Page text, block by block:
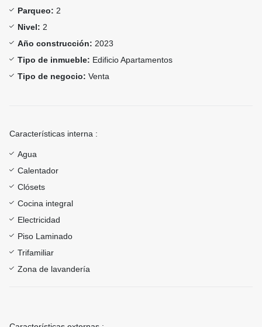
Parqueo: 2
Nivel: 2
Año construcción: 2023
Tipo de inmueble: Edificio Apartamentos
Tipo de negocio: Venta
Características interna :
Agua
Calentador
Clósets
Cocina integral
Electricidad
Piso Laminado
Trifamiliar
Zona de lavandería